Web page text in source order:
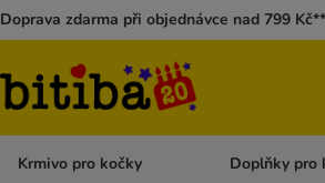
Doprava zdarma při objednávce nad 799 Kč**
Krmivo pro kočky Otevřít menu:
Doplňky pro